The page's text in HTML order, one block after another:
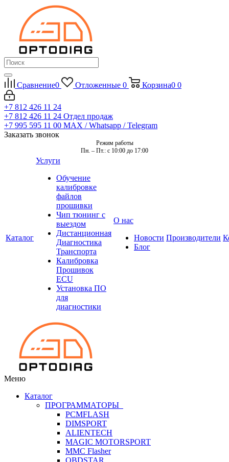
Сравнение0 Отложенные 0 Корзина0 0
+7 812 426 11 24
+7 812 426 11 24 Отдел продаж
+7 995 595 11 00 MAX / Whatsapp / Telegram
Заказать звонок
Режим работы
Пн. – Пт.: с 10:00 до 17:00
Каталог
Услуги
Обучение
калибровке
файлов
прошивки
Чип тюнинг с
выездом
Дистанционная
Диагностика
Транспорта
Калибровка
Прошивок
ECU
Установка ПО
для
диагностики
О нас
Новости
Блог
Производители
Меню
Каталог
ПРОГРАММАТОРЫ
PCMFLASH
DIMSPORT
ALIENTECH
MAGIC MOTORSPORT
MMC Flasher
OBDSTAR